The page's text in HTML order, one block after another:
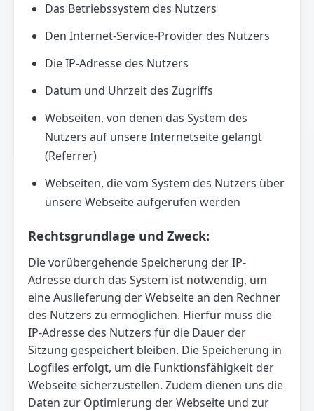
Das Betriebssystem des Nutzers
Den Internet-Service-Provider des Nutzers
Die IP-Adresse des Nutzers
Datum und Uhrzeit des Zugriffs
Webseiten, von denen das System des
Nutzers auf unsere Internetseite gelangt
(Referrer)
Webseiten, die vom System des Nutzers über
unsere Webseite aufgerufen werden
Rechtsgrundlage und Zweck:
Die vorübergehende Speicherung der IP-
Adresse durch das System ist notwendig, um
eine Auslieferung der Webseite an den Rechner
des Nutzers zu ermöglichen. Hierfür muss die
IP-Adresse des Nutzers für die Dauer der
Sitzung gespeichert bleiben. Die Speicherung in
Logfiles erfolgt, um die Funktionsfähigkeit der
Webseite sicherzustellen. Zudem dienen uns die
Daten zur Optimierung der Webseite und zur